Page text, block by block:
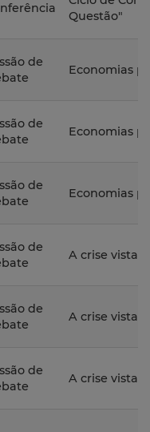
Questão"
de
Economias
de
Economias
de
Economias
de
A crise vista
de
A crise vista
de
A crise vista